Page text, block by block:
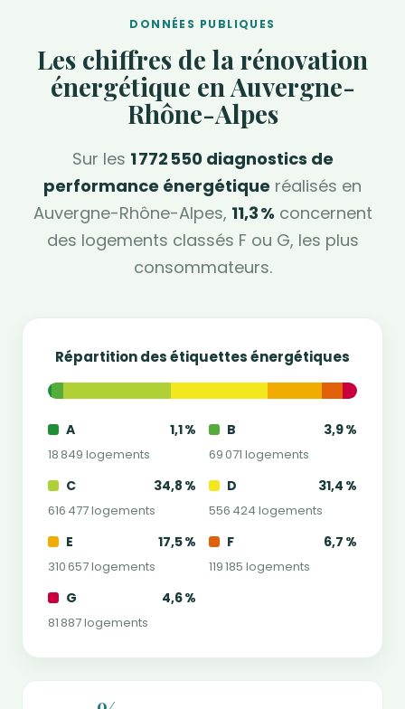
DONNÉES PUBLIQUES
Les chiffres de la rénovation
énergétique en Auvergne-
Rhône-Alpes
Sur les 1 772 550 diagnostics de
performance énergétique réalisés en
Auvergne-Rhône-Alpes, 11,3 % concernent
des logements classés F ou G, les plus
consommateurs.
Répartition des étiquettes énergétiques
A 1,1 %
18 849 logements
B 3,9 %
69 071 logements
C 34,8 %
616 477 logements
D 31,4 %
556 424 logements
E 17,5 %
310 657 logements
F 6,7 %
119 185 logements
G 4,6 %
81 887 logements